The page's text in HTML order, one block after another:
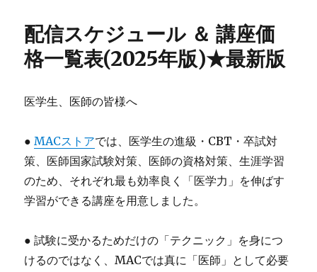
版
に
配信スケジュール ＆ 講座価
格一覧表(2025年版)★最新版
医学生、医師の皆様へ
●MACストアでは、医学生の進級・CBT・卒試対
策、医師国家試験対策、医師の資格対策、生涯学習
のため、それぞれ最も効率良く「医学力」を伸ばす
学習ができる講座を用意しました。
● 試験に受かるためだけの「テクニック」を身につ
けるのではなく、MACでは真に「医師」として必要